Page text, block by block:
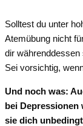
Solltest du unter
Atemübung nicht
dir währenddessen
Sei vorsichtig,
Und noch was:
bei Depressionen
sie dich